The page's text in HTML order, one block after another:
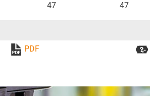
47 47
PDF